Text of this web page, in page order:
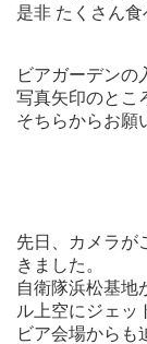
是非 たくさん
ビアガーデンの
写真矢印のとこ
そちらからお願
先日、カメラが
きました。
自衛隊浜松基地
ル上空にジェッ
ビア会場からも